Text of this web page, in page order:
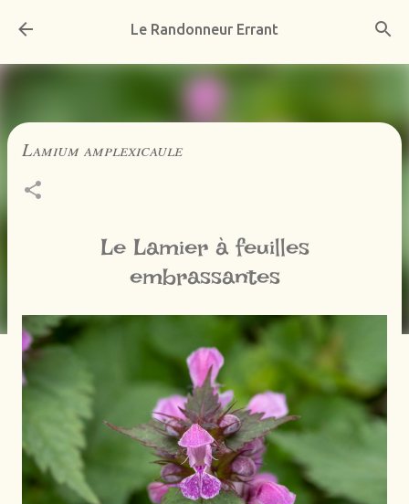
Accéder au contenu principal
Le Randonneur Errant
Lamium amplexicaule
Le Lamier à feuilles
embrassantes